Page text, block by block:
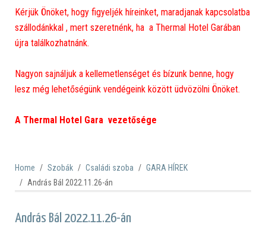
Kérjük Önöket, hogy figyeljék híreinket, maradjanak kapcsolatba
szállodánkkal , mert szeretnénk, ha a Thermal Hotel Garában
újra találkozhatnánk.
Nagyon sajnáljuk a kellemetlenséget és bízunk benne, hogy
lesz még lehetőségünk vendégeink között üdvözölni Önöket.
A Thermal Hotel Gara vezetősége
Home Szobák Családi szoba
GARA HÍREK
András Bál 2022.11.26-án
András Bál 2022.11.26-án